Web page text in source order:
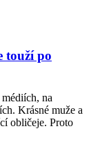
touží po
na
Krásné muže a
obličeje. Proto